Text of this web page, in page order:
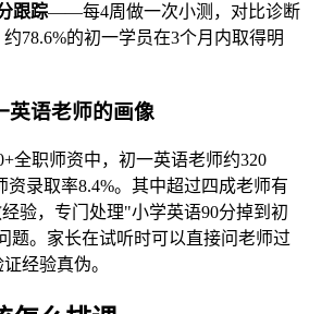
跟踪——每4周做一次小测，对比诊断
78.6%的初一学员在3个月内取得明
英语老师的画像
全职师资中，初一英语老师约320
资录取率8.4%。其中超过四成老师有
验，专门处理"小学英语90分掉到初
题。家长在试听时可以直接问老师过
经验真伪。